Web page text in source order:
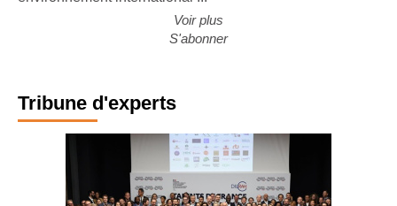
Voir plus
Tribune d'experts